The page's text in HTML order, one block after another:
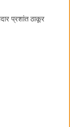
प्रशांत ठाकूर